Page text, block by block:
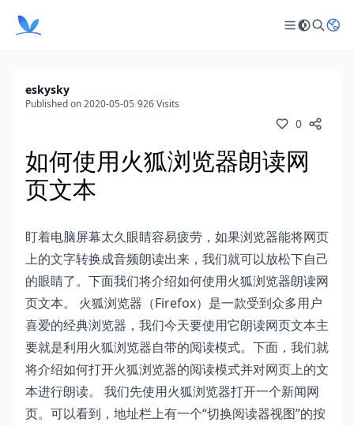
eskysky
Published on 2020-05-05/926 Visits
0
如何使用火狐浏览器朗读网
页文本
盯着电脑屏幕太久眼睛容易疲劳，如果浏览器能将网页
上的文字转换成音频朗读出来，我们就可以放松下自己
的眼睛了。下面我们将介绍如何使用火狐浏览器朗读网
页文本。 火狐浏览器（Firefox）是一款受到众多用户
喜爱的经典浏览器，我们今天要使用它朗读网页文本主
要就是利用火狐浏览器自带的阅读模式。下面，我们就
将介绍如何打开火狐浏览器的阅读模式并对网页上的文
本进行朗读。 我们先使用火狐浏览器打开一个新闻网
页。可以看到，地址栏上有一个“切换阅读器视图”的按